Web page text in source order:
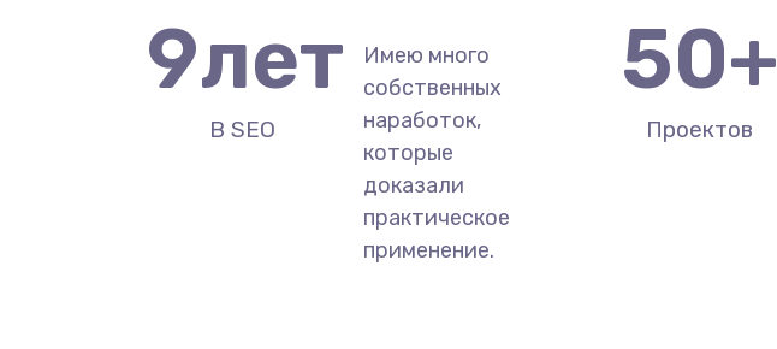
9лет
В SEO
Имею много
собственных
наработок,
которые
доказали
практическое
применение.
50+
Проектов